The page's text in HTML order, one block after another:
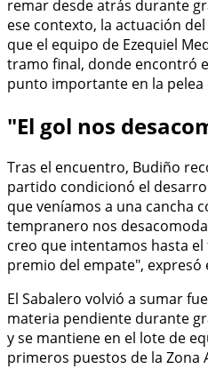
remar desde atrás durante
ese contexto, la actuación
que el equipo de Ezequiel
tramo final, donde encontró
punto importante en la pelea
"El gol nos
Tras el encuentro, Budiño
partido condicionó el
que veníamos a una cancha
tempranero nos
creo que intentamos hasta
premio del empate", expresó
El Sabalero volvió a sumar
materia pendiente durante
y se mantiene en el lote de
primeros puestos de la Zona